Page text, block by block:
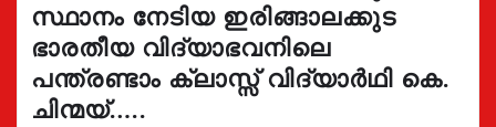
സ്ഥാനം നേടിയ ഇരിങ്ങാലക്കുട
ഭാരതീയ വിദ്യാഭവനിലെ
പന്ത്രണ്ടാം ക്ലാസ്സ് വിദ്യാർഥി കെ.
ചിന്മയ്…..